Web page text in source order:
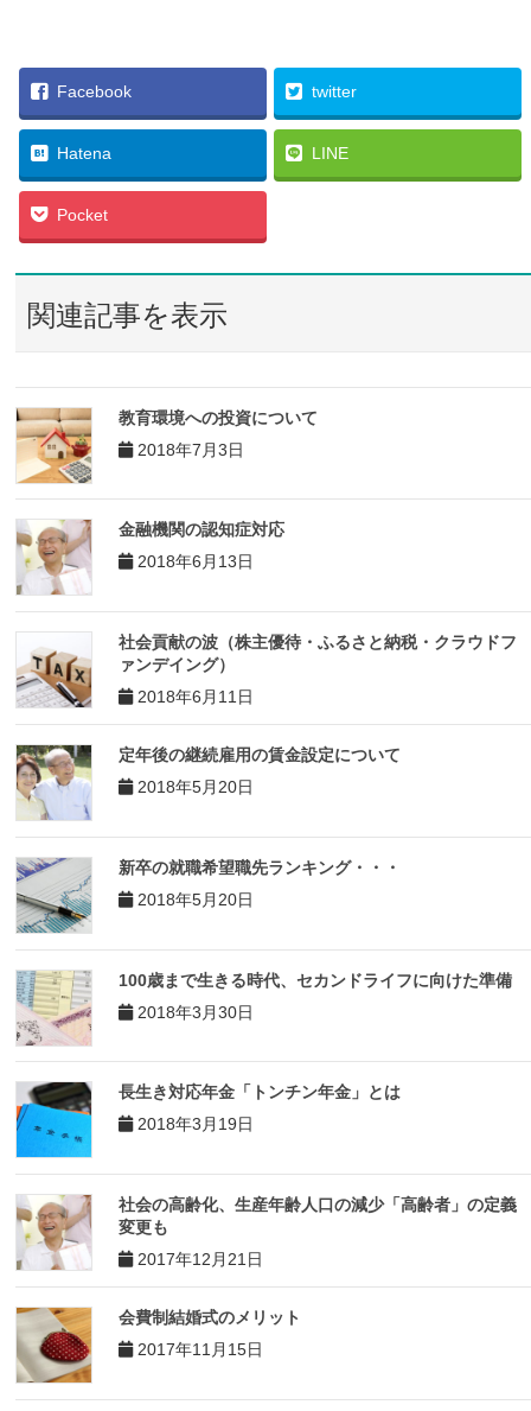
Facebook twitter
Hatena LINE
Pocket
関連記事を表示
教育環境への投資について
2018年7月3日
金融機関の認知症対応
2018年6月13日
社会貢献の波（株主優待・ふるさと納税・クラウドフ
ァンデイング）
2018年6月11日
定年後の継続雇用の賃金設定について
2018年5月20日
新卒の就職希望職先ランキング・・・
2018年5月20日
100歳まで生きる時代、セカンドライフに向けた準備
2018年3月30日
長生き対応年金「トンチン年金」とは
2018年3月19日
社会の高齢化、生産年齢人口の減少「高齢者」の定義
変更も
2017年12月21日
会費制結婚式のメリット
2017年11月15日